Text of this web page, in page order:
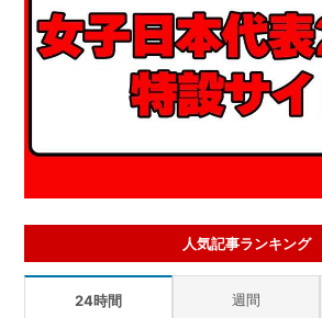
人気記事ランキング
24時間 週間